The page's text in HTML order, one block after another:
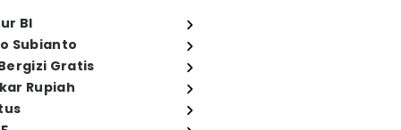
BI
Subianto
Gratis
Rupiah